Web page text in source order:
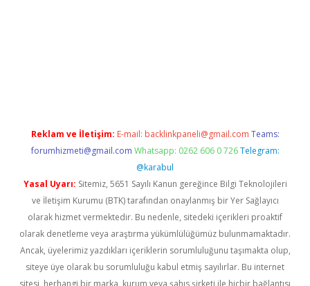
Reklam ve İletişim: E-mail: backlinkpaneli@gmail.com Teams:
forumhizmeti@gmail.com Whatsapp: 0262 606 0 726 Telegram:
@karabul
Yasal Uyarı: Sitemiz, 5651 Sayılı Kanun gereğince Bilgi Teknolojileri
ve İletişim Kurumu (BTK) tarafından onaylanmış bir Yer Sağlayıcı
olarak hizmet vermektedir. Bu nedenle, sitedeki içerikleri proaktif
olarak denetleme veya araştırma yükümlülüğümüz bulunmamaktadır.
Ancak, üyelerimiz yazdıkları içeriklerin sorumluluğunu taşımakta olup,
siteye üye olarak bu sorumluluğu kabul etmiş sayılırlar. Bu internet
sitesi, herhangi bir marka, kurum veya şahıs şirketi ile hiçbir bağlantısı